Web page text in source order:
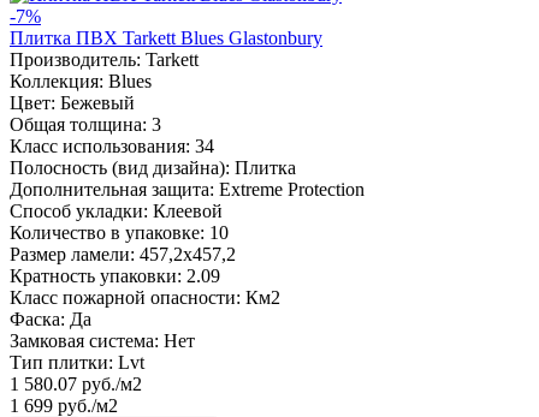
-7%
Плитка ПВХ Tarkett Blues Glastonbury
Производитель: Tarkett
Коллекция: Blues
Цвет: Бежевый
Общая толщина: 3
Класс использования: 34
Полосность (вид дизайна): Плитка
Дополнительная защита: Extreme Protection
Способ укладки: Клеевой
Количество в упаковке: 10
Размер ламели: 457,2х457,2
Кратность упаковки: 2.09
Класс пожарной опасности: Км2
Фаска: Да
Замковая система: Нет
Тип плитки: Lvt
1 580.07 руб./м2
1 699 руб./м2